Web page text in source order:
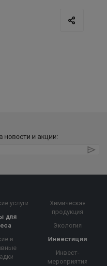
новости и акции:
услуги
для
и
Химическая
продукция
Экология
Инвестиции
Инвест-
мероприятия